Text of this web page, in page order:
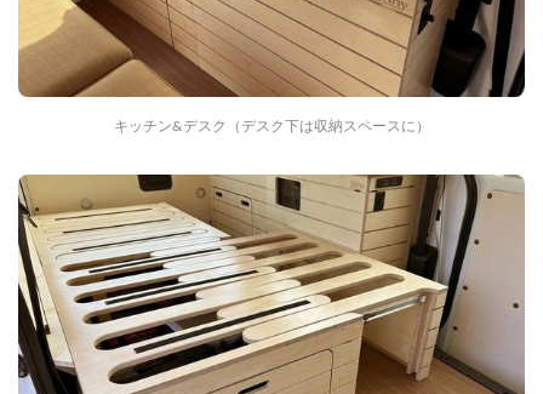
キッチン&デスク（デスク下は収納スペースに）